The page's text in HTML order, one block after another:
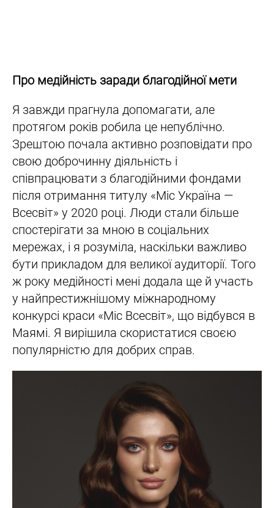
Про медійність заради благодійної мети
Я завжди прагнула допомагати, але
протягом років робила це непублічно.
Зрештою почала активно розповідати про
свою доброчинну діяльність і
співпрацювати з благодійними фондами
після отримання титулу «Міс Україна —
Всесвіт» у 2020 році. Люди стали більше
спостерігати за мною в соціальних
мережах, і я розуміла, наскільки важливо
бути прикладом для великої аудиторії. Того
ж року медійності мені додала ще й участь
у найпрестижнішому міжнародному
конкурсі краси «Міс Всесвіт», що відбувся в
Маямі. Я вирішила скористатися своєю
популярністю для добрих справ.